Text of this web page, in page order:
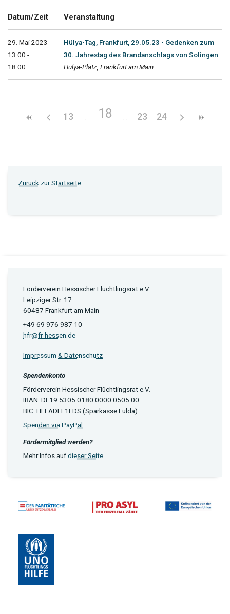
Datum/Zeit Veranstaltung
29. Mai 2023
13:00 -
18:00
Hülya-Tag, Frankfurt, 29.05.23 - Gedenken zum
30. Jahrestag des Brandanschlags von Solingen
Hülya-Platz, Frankfurt am Main
13 18 23 24
Zurück zur Startseite
Förderverein Hessischer Flüchtlingsrat e.V.
Leipziger Str. 17
60487 Frankfurt am Main
+49 69 976 987 10
hfr@fr-hessen.de
Impressum & Datenschutz
Spendenkonto
Förderverein Hessischer Flüchtlingsrat e.V.
IBAN: DE19 5305 0180 0000 0505 00
BIC: HELADEF1FDS (Sparkasse Fulda)
Spenden via PayPal
Fördermitglied werden?
Mehr Infos aufdieser Seite